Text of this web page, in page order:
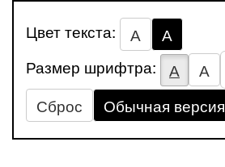
Цвет текста: А
А
Размер шрифтра:
А А
Сброс
Обычная версия